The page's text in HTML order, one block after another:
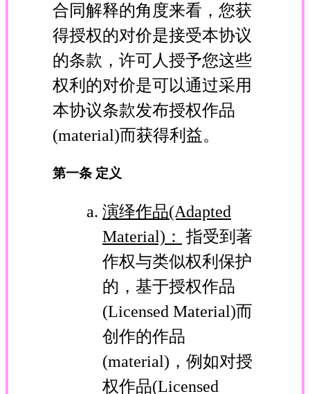
合同解释的角度来看，您获
得授权的对价是接受本协议
的条款，许可人授予您这些
权利的对价是可以通过采用
本协议条款发布授权作品
(material)而获得利益。
第一条 定义
演绎作品(Adapted
Material)：
指受到著
作权与类似权利保护
的，基于授权作品
(Licensed Material)而
创作的作品
(material)，例如对授
权作品(Licensed